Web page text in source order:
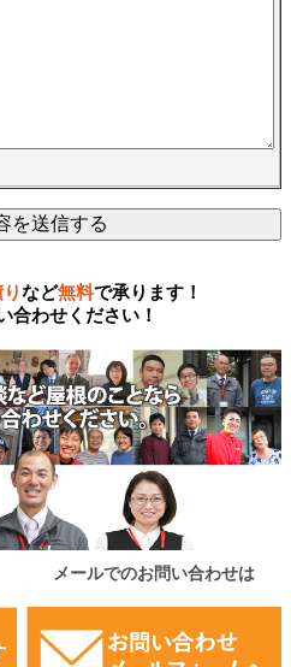
など無料で承ります！
合わせください！
メールでのお問い合わせは